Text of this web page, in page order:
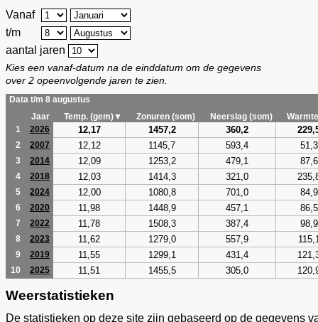
Vanaf
t/m
aantal jaren
Kies een vanaf-datum na de einddatum om de gegevens
over 2 opeenvolgende jaren te zien.
Data t/m 8 augustus
Jaar
Temp. (gem)▼ Zonuren (som) Neerslag (som)
1
2026 12,17 1457,2 360,2
2 2007 12,12 1145,7 593,4 51,3
3 2014 12,09 1253,2 479,1 87,6
4 2018 12,03 1414,3 321,0
5 2024 12,00 1080,8 701,0 84,9
6 2020 11,98 1448,9 457,1 86,5
7 2022 11,78 1508,3 387,4 98,9
8 2023 11,62 1279,0 557,9
9 2019 11,55 1299,1 431,4
10 2025 11,51 1455,5 305,0
Weerstatistieken
De statistieken op deze site zijn gebaseerd op de gegevens